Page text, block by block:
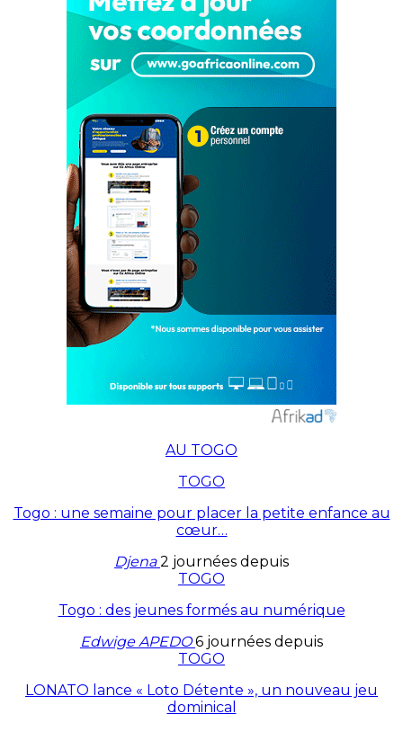
AU TOGO
TOGO
Togo : une semaine pour placer la petite enfance au
cœur…
Djena2 journées depuis
TOGO
Togo : des jeunes formés au numérique
Edwige APEDO6 journées depuis
TOGO
LONATO lance « Loto Détente », un nouveau jeu
dominical